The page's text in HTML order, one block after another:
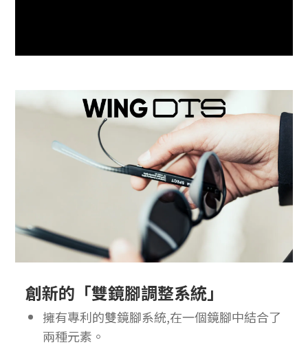
創新的「雙鏡腳調整系統」
擁有專利的雙鏡腳系統,在一個鏡腳中結合了
兩種元素。